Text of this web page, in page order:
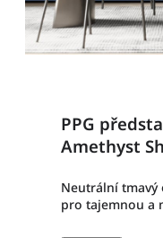
PPG
Amethyst
Neutrální tmavý
pro tajemnou a